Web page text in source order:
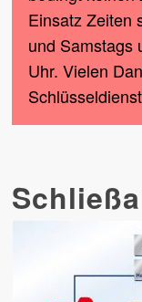
Einsatz Zeiten
und Samstags
Uhr. Vielen